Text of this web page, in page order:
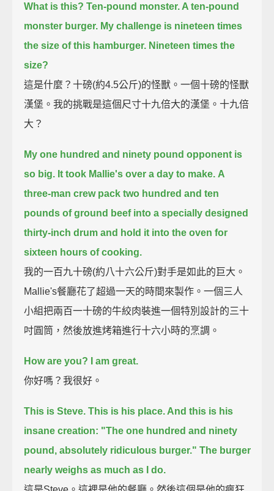
What is this? Ten-pound monster. A ten-pound
monster burger. My challenge is nineteen times
the size of this hamburger. Nineteen times the
size?
這是什麼？十磅(約4.5公斤)的怪獸。一個十磅的怪獸
漢堡。我的挑戰是這個尺寸十九倍大的漢堡。十九倍
大？
My one hundred and ninety pound opponent is
so big. It took Mallie's over a day to make. A
three-man crew pack two hundred and ten
pounds of ground beef into a specially designed
thirty-inch drum and hold it into the oven for
sixteen hours of cooking.
我的一百九十磅(約八十六公斤)對手是如此的巨大。
Mallie's餐廳花了超過一天的時間來製作。一個三人
小組把兩百一十磅的牛絞肉裝進一個特別設計的三十
吋圓筒，然後放進烤箱進行十六小時的烹調。
How are you? I am great.
你好嗎？我很好。
This is Steve. This is his place. And this is his
insane creation: "The one hundred and ninety
pound, absolutely ridiculous burger." The burger
nearly weighs as much as I do.